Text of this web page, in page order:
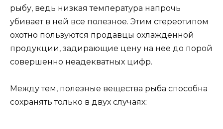
рыбу, ведь низкая температура напрочь
убивает в ней все полезное. Этим стереотипом
охотно пользуются продавцы охлажденной
продукции, задирающие цену на нее до порой
совершенно неадекватных цифр.
Между тем, полезные вещества рыба способна
сохранять только в двух случаях: